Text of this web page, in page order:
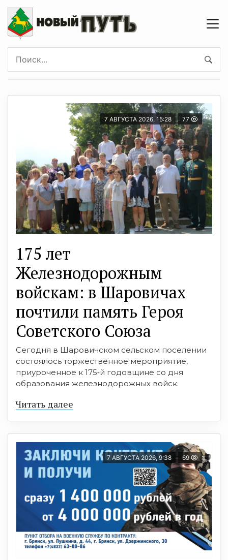
7 АВГУСТА 2026, 15:28 77
175 лет
Железнодорожным
войскам: в Шаровичах
почтили память Героя
Советского Союза
Сегодня в Шаровичском сельском поселении
состоялось торжественное мероприятие,
приуроченное к 175‑й годовщине со дня
образования железнодорожных войск.
Читать далее
7 АВГУСТА 2026, 9:38 69